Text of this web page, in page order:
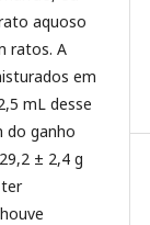
aquoso
ratos. A
em
mL desse
do ganho
± 2,4 g